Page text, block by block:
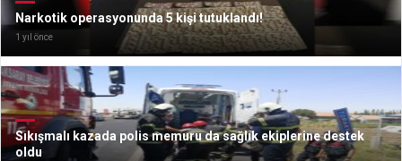
Narkotik operasyonunda 5 kişi tutuklandı!
1 yıl önce
Sıkışmalı kazada polis memuru da sağlık ekiplerine destek
oldu